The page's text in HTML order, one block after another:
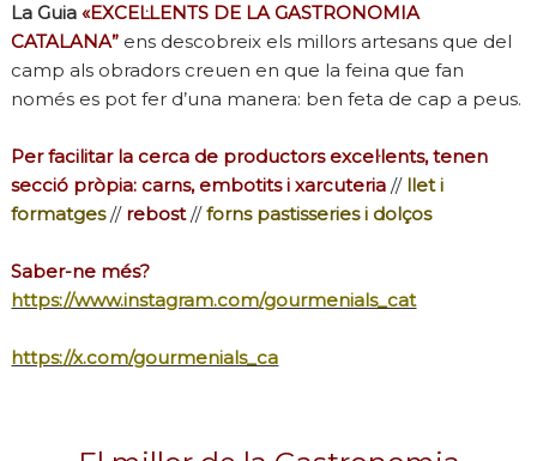
La Guia «EXCEL·LENTS DE LA GASTRONOMIA
CATALANA” ens descobreix els millors artesans que del
camp als obradors creuen en que la feina que fan
només es pot fer d’una manera: ben feta de cap a peus.
Per facilitar la cerca de productors excel·lents, tenen
secció pròpia: carns, embotits i xarcuteria // llet i
formatges// rebost//forns pastisseries i dolços
Saber-ne més?
https://www.instagram.com/gourmenials_cat
https://x.com/gourmenials_ca